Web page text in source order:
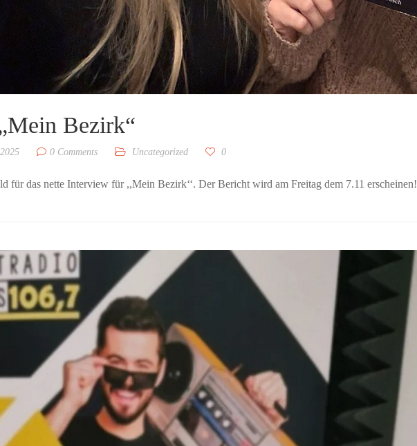
Bezirk“
0 Comments Uncategorized 0
für das nette Interview für ,,Mein Bezirk‘‘. Der Bericht wird am Freitag dem 7.11 erscheinen!